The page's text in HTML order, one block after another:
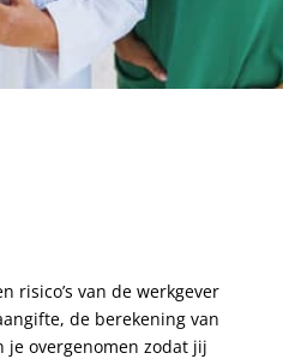
risico’s van de werkgever
de berekening van
je overgenomen zodat jij